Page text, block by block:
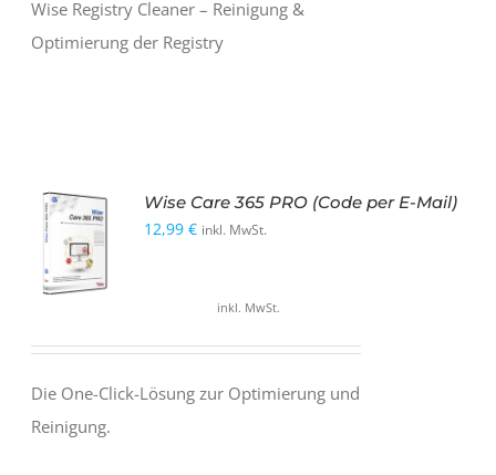
Wise Registry Cleaner – Reinigung &
Optimierung der Registry
IN DEN
Wise Care 365 PRO (Code per E-Mail)
12,99€ inkl. MwSt.
inkl. MwSt.
Die One-Click-Lösung zur Optimierung und
Reinigung.